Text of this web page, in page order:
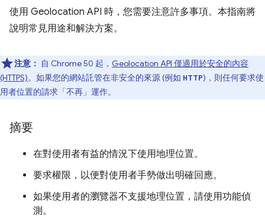
使用 Geolocation API 時，您需要注意許多事項。本指南將
說明常見用途和解決方案。
注意： 自 Chrome 50 起， Geolocation API 僅適用於安全的內容
(HTTPS)。如果您的網站託管在非安全的來源 (例如 HTTP)，則任何要求使
用者位置的請求「不再」 運作。
摘要
在對使用者有益的情況下使用地理位置。
要求權限，以便對使用者手勢做出明確回應。
如果使用者的瀏覽器不支援地理位置，請使用功能偵
測。